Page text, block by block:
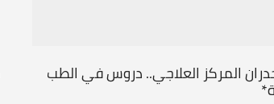
المركز العلاجي.. دروس في الطب